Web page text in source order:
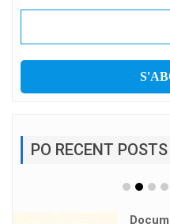
PO RECENT POSTS